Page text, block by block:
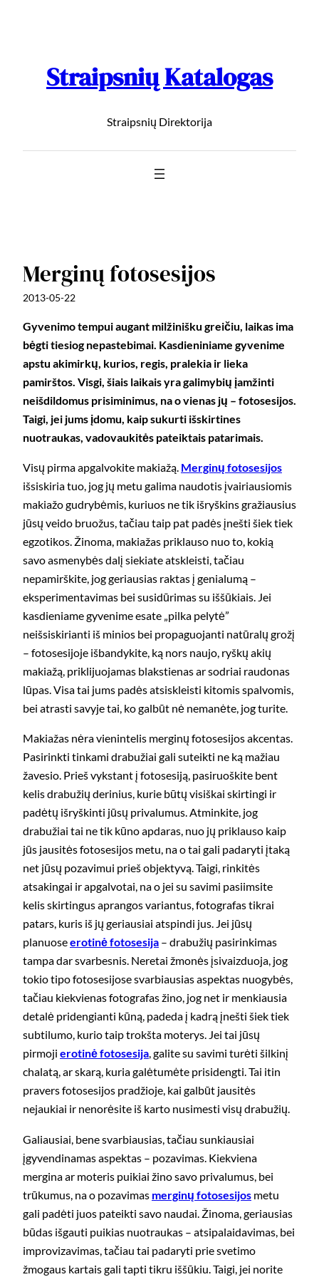
Straipsnių Katalogas
Straipsnių Direktorija
Merginų fotosesijos
2013-05-22
Gyvenimo tempui augant milžinišku greičiu, laikas ima
bėgti tiesiog nepastebimai. Kasdieniniame gyvenime
apstu akimirkų, kurios, regis, pralekia ir lieka
pamirštos. Visgi, šiais laikais yra galimybių įamžinti
neišdildomus prisiminimus, na o vienas jų – fotosesijos.
Taigi, jei jums įdomu, kaip sukurti išskirtines
nuotraukas, vadovaukitės pateiktais patarimais.
Visų pirma apgalvokite makiažą. Merginų fotosesijos
išsiskiria tuo, jog jų metu galima naudotis įvairiausiomis
makiažo gudrybėmis, kuriuos ne tik išryškins gražiausius
jūsų veido bruožus, tačiau taip pat padės įnešti šiek tiek
egzotikos. Žinoma, makiažas priklauso nuo to, kokią
savo asmenybės dalį siekiate atskleisti, tačiau
nepamirškite, jog geriausias raktas į genialumą –
eksperimentavimas bei susidūrimas su iššūkiais. Jei
kasdieniame gyvenime esate „pilka pelytė”
neišsiskirianti iš minios bei propaguojanti natūralų grožį
– fotosesijoje išbandykite, ką nors naujo, ryškų akių
makiažą, priklijuojamas blakstienas ar sodriai raudonas
lūpas. Visa tai jums padės atsiskleisti kitomis spalvomis,
bei atrasti savyje tai, ko galbūt nė nemanėte, jog turite.
Makiažas nėra vienintelis merginų fotosesijos akcentas.
Pasirinkti tinkami drabužiai gali suteikti ne ką mažiau
žavesio. Prieš vykstant į fotosesiją, pasiruoškite bent
kelis drabužių derinius, kurie būtų visiškai skirtingi ir
padėtų išryškinti jūsų privalumus. Atminkite, jog
drabužiai tai ne tik kūno apdaras, nuo jų priklauso kaip
jūs jausitės fotosesijos metu, na o tai gali padaryti įtaką
net jūsų pozavimui prieš objektyvą. Taigi, rinkitės
atsakingai ir apgalvotai, na o jei su savimi pasiimsite
kelis skirtingus aprangos variantus, fotografas tikrai
patars, kuris iš jų geriausiai atspindi jus. Jei jūsų
planuoseerotinė fotosesija – drabužių pasirinkimas
tampa dar svarbesnis. Neretai žmonės įsivaizduoja, jog
tokio tipo fotosesijose svarbiausias aspektas nuogybės,
tačiau kiekvienas fotografas žino, jog net ir menkiausia
detalė pridengianti kūną, padeda į kadrą įnešti šiek tiek
subtilumo, kurio taip trokšta moterys. Jei tai jūsų
pirmoji erotinė fotosesija, galite su savimi turėti šilkinį
chalatą, ar skarą, kuria galėtumėte prisidengti. Tai itin
pravers fotosesijos pradžioje, kai galbūt jausitės
nejaukiai ir nenorėsite iš karto nusimesti visų drabužių.
Galiausiai, bene svarbiausias, tačiau sunkiausiai
įgyvendinamas aspektas – pozavimas. Kiekviena
mergina ar moteris puikiai žino savo privalumus, bei
trūkumus, na o pozavimas merginų fotosesijos metu
gali padėti juos pateikti savo naudai. Žinoma, geriausias
būdas išgauti puikias nuotraukas – atsipalaidavimas, bei
improvizavimas, tačiau tai padaryti prie svetimo
žmogaus kartais gali tapti tikru iššūkiu. Taigi, jei norite